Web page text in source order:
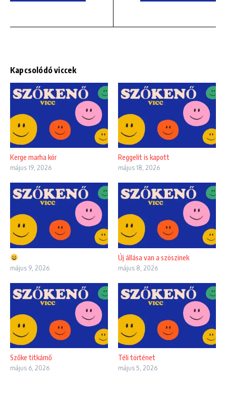
Kapcsolódó viccek
Kerge marha kór
május 19, 2026
Reggelit is kapott
május 18, 2026
május 9, 2026
Új állása van a szöszinek
május 8, 2026
Szőke titkárnő
május 6, 2026
Téli történet
május 5, 2026